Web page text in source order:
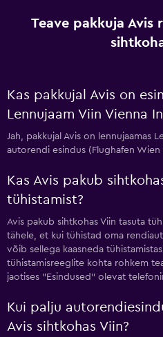
Teave pakkuja Avis
Kas pakkujal Avis on
Lennujaam Viin Vienna
Jah, pakkujal Avis on lennujaamas
autorendi esindus (Flughafen
Kas Avis pakub
tühistamist?
Avis pakub sihtkohas Viin tasuta
tähele, et kui tühistad oma
võib sellega kaasneda
tühistamisreeglite kohta rohkem
jaotises "Esindused" olevat
Kui palju
Avis sihtkohas Viin?